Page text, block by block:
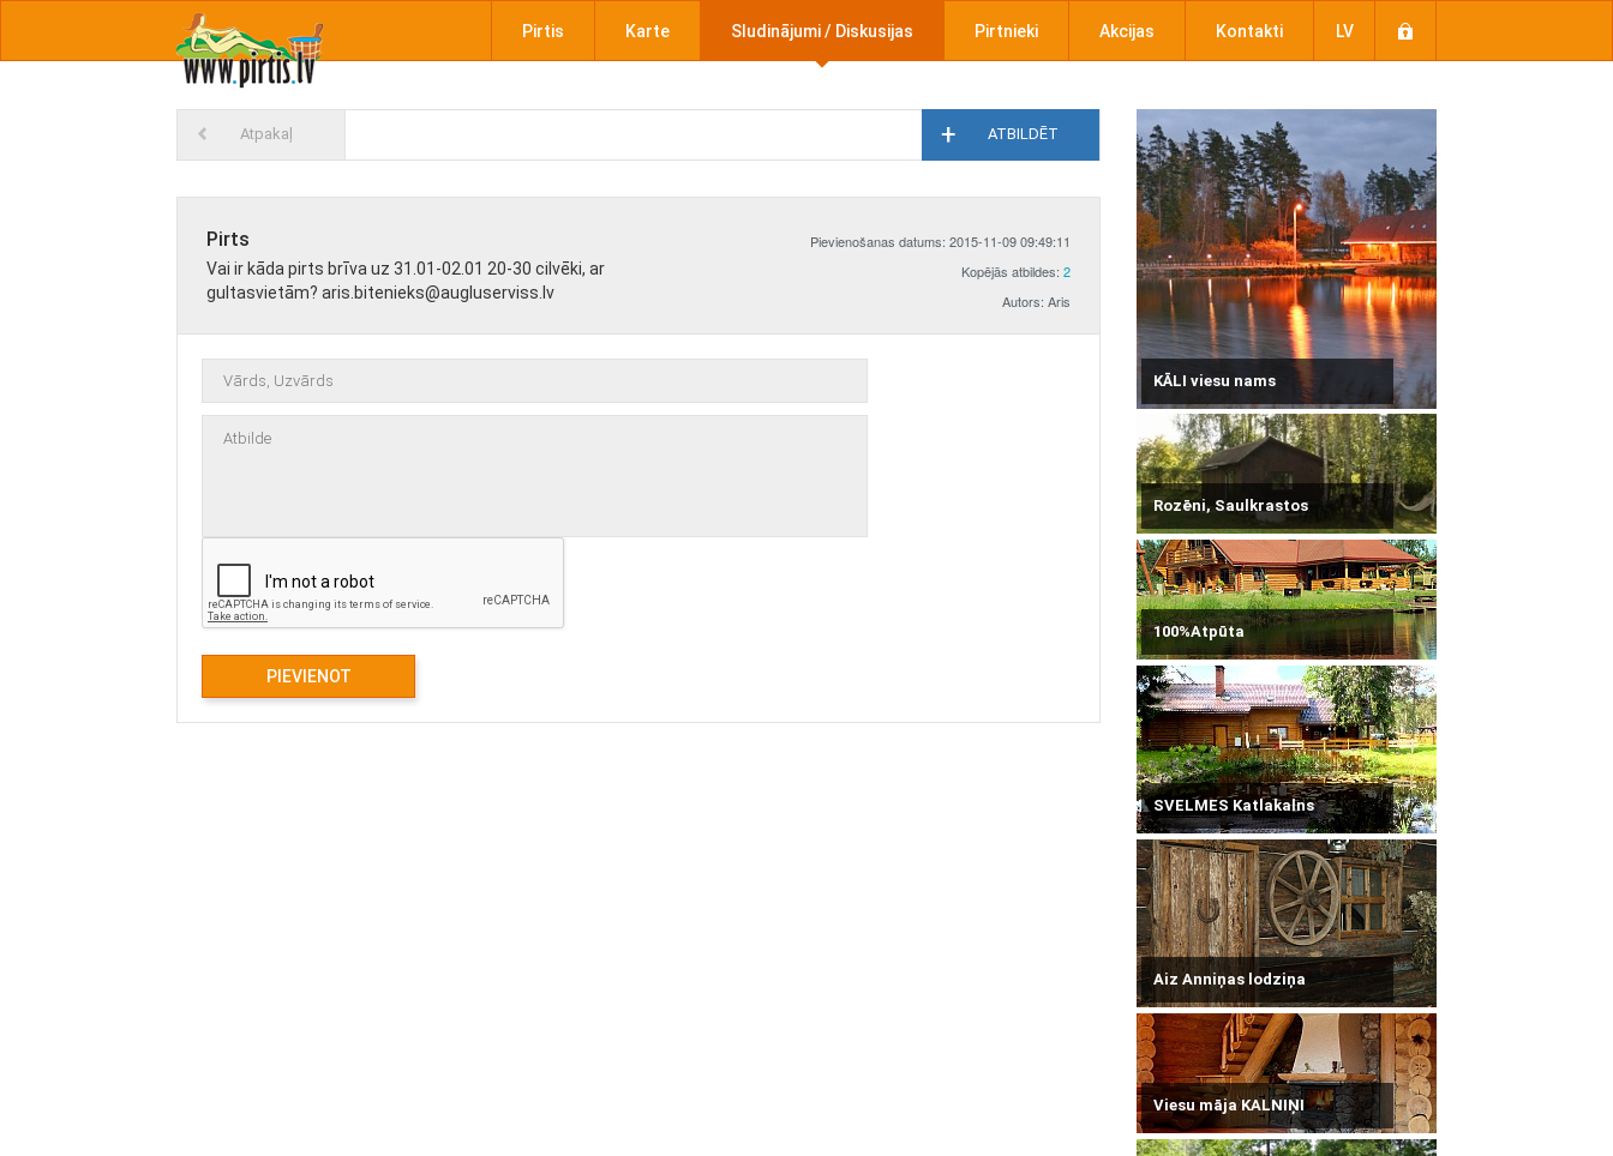
Pirtis Karte Sludinājumi / Diskusijas Pirtnieki Akcijas Kontakti LV
KĀLI viesu nams
Rozēni, Saulkrastos
100%Atpūta
SVELMES Katlakalns
Aiz Anniņas lodziņa
Viesu māja KALNIŅI
Atpakaļ ATBILDĒT
Pirts
Vai ir kāda pirts brīva uz 31.01-02.01 20-30 cilvēki, ar
gultasvietām? aris.bitenieks@augluserviss.lv
Pievienošanas datums: 2015-11-09 09:49:11
Kopējās atbildes: 2
Autors: Aris